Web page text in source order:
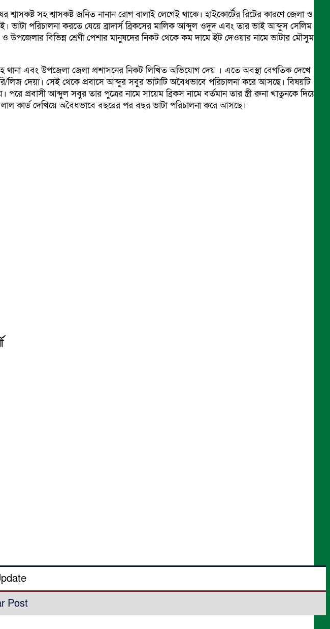
সহ শ্বাসকষ্ট জনিত নানান রোগ বালাই লেগেই থাকে। হাইকোর্টের রিটের কারণে জেলা ও
ভাটা পরিচালনা করতে যেয়ে ব্রাদার্স ব্রিকসের মালিক আব্দুল ওদুদ এবং তার ভাই আব্দুস সেলিম
বিভিন্ন শ্রেণী পেশার মানুষদের নিকট থেকে কম দামে ইট দেওয়ার নামে ভাটার মৌসুম
এবং উপজেলা জেলা প্রশাসনের নিকট লিখিত অভিযোগ দেয় । এতে অবস্থা বেগতিক দেখে
লিজ দেয়া। সেই থেকে প্রবাসে আব্দুর সবুর ভাটাটি অবৈধভাবে পরিচালনা করে আসছে। বিষয়টি
প্রবাসী আব্দুল সবুর তার পুত্রের নামে সায়েম ব্রিকস নামে বর্তমান তার স্ত্রী রুনা খাতুনকে দিয়ে
কার্ড দেখিয়ে অবৈধভাবে বছরের পর বছর ভাটা পরিচালনা করে আসছে।
Post